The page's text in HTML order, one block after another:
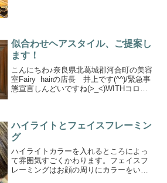
似合わせヘアスタイル、ご提案し
ます！
こんにちわ♪奈良県北葛城郡河合町の美容
室Fairy hairの店長 井上です(^^)/緊急事
態宣言しんどいですね(>_<)WITHコロナ
ハイライトとフェイスフレーミン
グ
ハイライトカラーを入れるところによっ
て雰囲気すごくかわります。フェイスフ
レーミングはお顔の周りにカラーをいれ